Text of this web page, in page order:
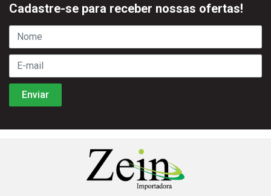
Cadastre-se para receber nossas ofertas!